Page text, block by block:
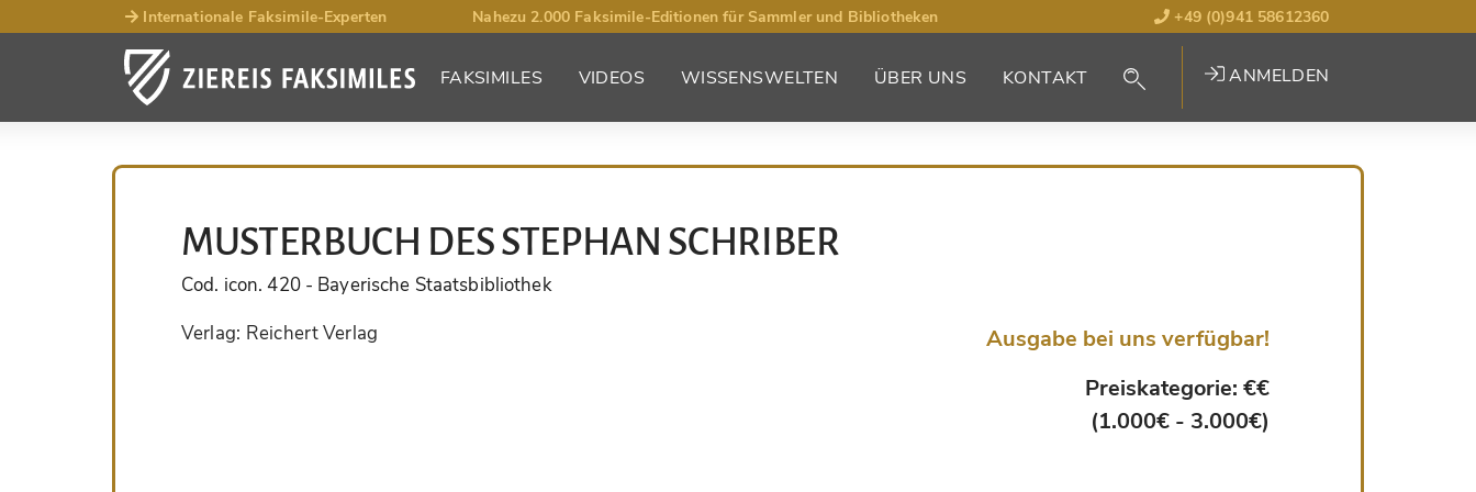
Internationale Faksimile-Experten Nahezu 2.000 Faksimile-Editionen für Sammler und Bibliotheken +49 (0)941 58612360
FAKSIMILES VIDEOS WISSENSWELTEN ÜBER UNS KONTAKT ANMELDEN
MUSTERBUCH DES STEPHAN SCHRIBER
Cod. icon. 420 - Bayerische Staatsbibliothek
Verlag: Reichert Verlag
Ausgabe bei uns verfügbar!
Preiskategorie: €€
(1.000€ - 3.000€)